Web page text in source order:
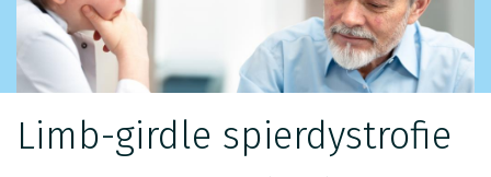
Limb-girdle spierdystrofie